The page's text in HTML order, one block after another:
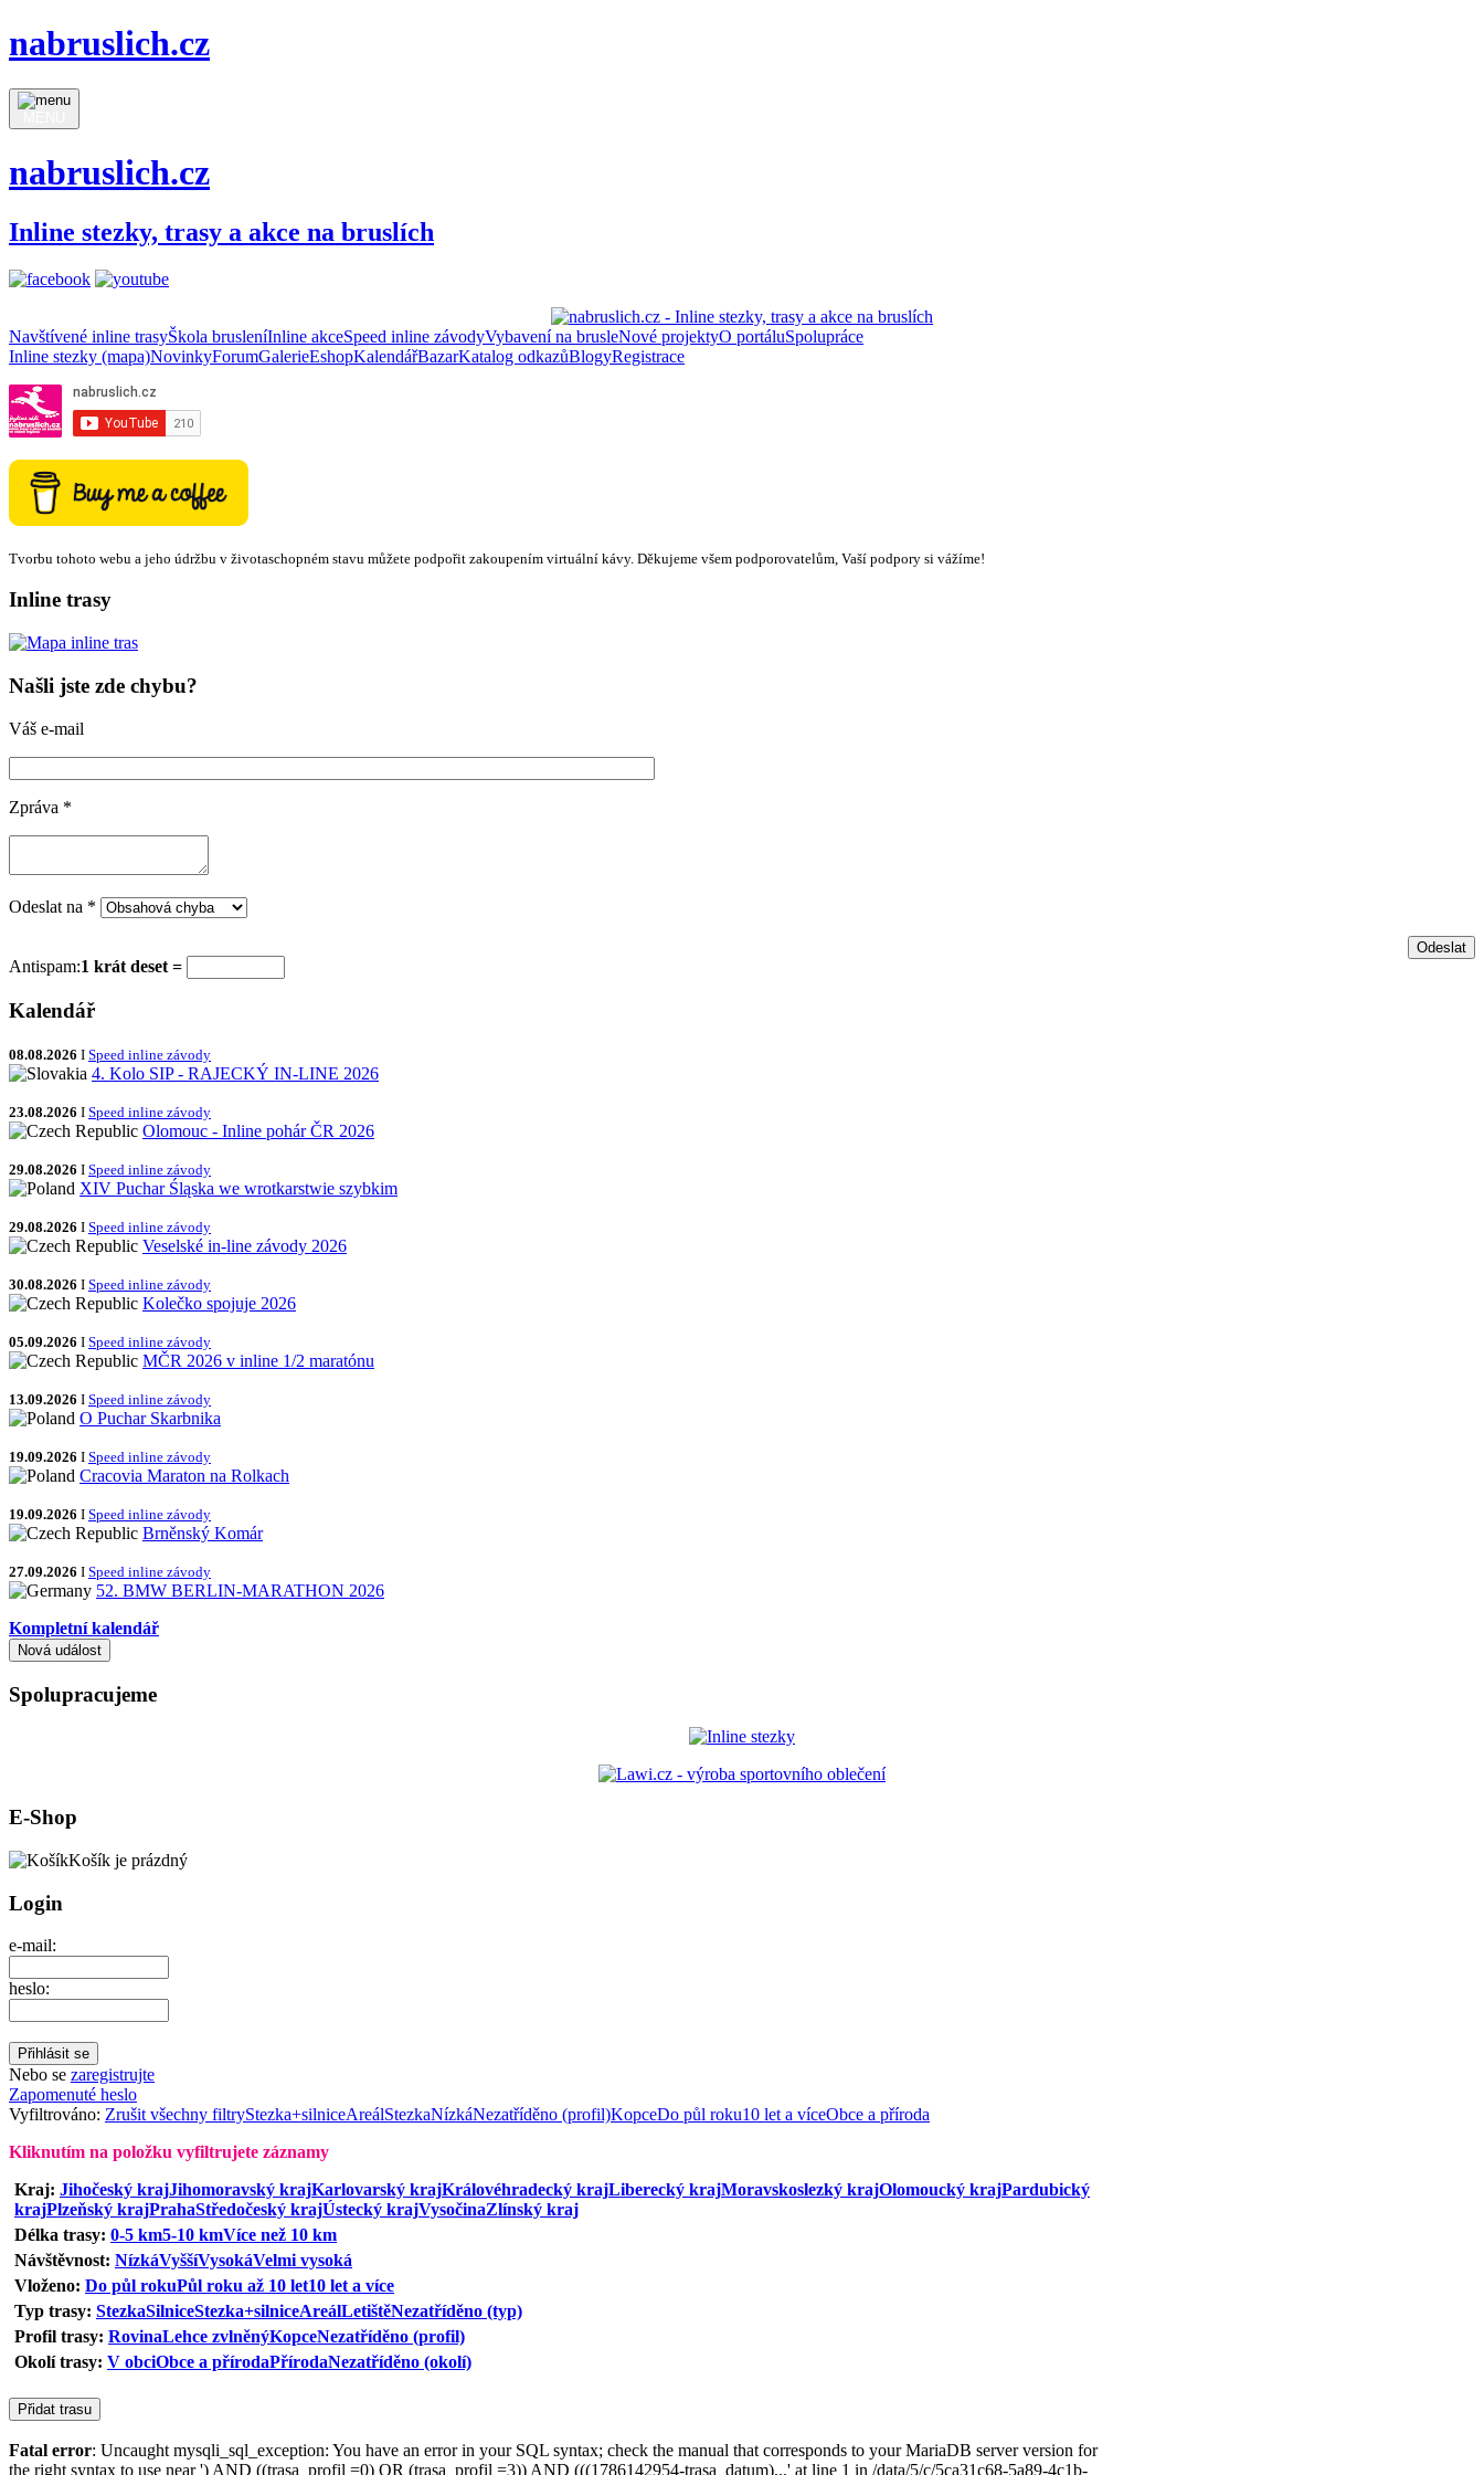
nabruslich.cz
nabruslich.cz
Inline stezky, trasy a akce na bruslích
Navštívené inline trasyŠkola brusleníInline akceSpeed inline závodyVybavení na brusleNové projektyO portáluSpolupráce
Inline stezky (mapa)NovinkyForumGalerieEshopKalendářBazarKatalog odkazůBlogyRegistrace
Tvorbu tohoto webu a jeho údržbu v životaschopném stavu můžete podpořit zakoupením virtuální kávy. Děkujeme všem podporovatelům, Vaší podpory si vážíme!
Inline trasy
Našli jste zde chybu?
Váš e-mail
Zpráva *
Odeslat na *
Antispam:1 krát deset =
Kalendář
08.08.2026 I Speed inline závody
4. Kolo SIP - RAJECKÝ IN-LINE 2026
23.08.2026 I Speed inline závody
Olomouc - Inline pohár ČR 2026
29.08.2026 I Speed inline závody
XIV Puchar Śląska we wrotkarstwie szybkim
29.08.2026 I Speed inline závody
Veselské in-line závody 2026
30.08.2026 I Speed inline závody
Kolečko spojuje 2026
05.09.2026 I Speed inline závody
MČR 2026 v inline 1/2 maratónu
13.09.2026 I Speed inline závody
O Puchar Skarbnika
19.09.2026 I Speed inline závody
Cracovia Maraton na Rolkach
19.09.2026 I Speed inline závody
Brněnský Komár
27.09.2026 I Speed inline závody
52. BMW BERLIN-MARATHON 2026
Kompletní kalendář
Spolupracujeme
E-Shop
Košík je prázdný
Login
e-mail:
heslo:
Nebo se zaregistrujte
Zapomenuté heslo
Vyfiltrováno: Zrušit všechny filtryStezka+silniceAreálStezkaNízkáNezatříděno (profil)KopceDo půl roku10 let a víceObce a příroda
Kliknutím na položku vyfiltrujete záznamy
Kraj: Jihočeský krajJihomoravský krajKarlovarský krajKrálovéhradecký krajLiberecký krajMoravskoslezký krajOlomoucký krajPardubický
krajPlzeňský krajPrahaStředočeský krajÚstecký krajVysočinaZlínský kraj
Délka trasy: 0-5 km5-10 kmVíce než 10 km
Návštěvnost: NízkáVyššíVysokáVelmi vysoká
Vloženo: Do půl rokuPůl roku až 10 let10 let a více
Typ trasy: StezkaSilniceStezka+silniceAreálLetištěNezatříděno (typ)
Profil trasy: RovinaLehce zvlněnýKopceNezatříděno (profil)
Okolí trasy: V obciObce a přírodaPřírodaNezatříděno (okolí)
Fatal error: Uncaught mysqli_sql_exception: You have an error in your SQL syntax; check the manual that corresponds to your MariaDB server version for
the right syntax to use near ') AND ((trasa_profil =0) OR (trasa_profil =3)) AND (((1786142954-trasa_datum)...' at line 1 in /data/5/c/5ca31c68-5a89-4c1b-